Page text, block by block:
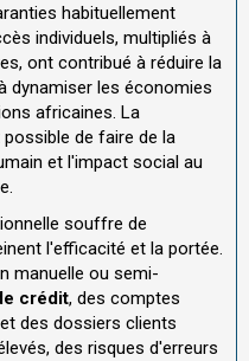
habituellement
individuels, multipliés à
ont contribué à réduire la
dynamiser les économies
africaines. La
de faire de la
et l'impact social au
souffre de
l'efficacité et la portée.
manuelle ou semi-
crédit, des comptes
des dossiers clients
des risques d'erreurs